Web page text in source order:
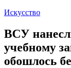
Искусство
ВСУ
учебному
обошлось